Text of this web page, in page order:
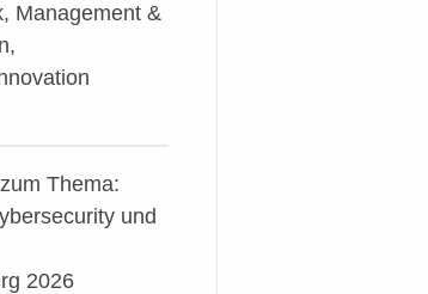
Management &
Thema:
und
2026